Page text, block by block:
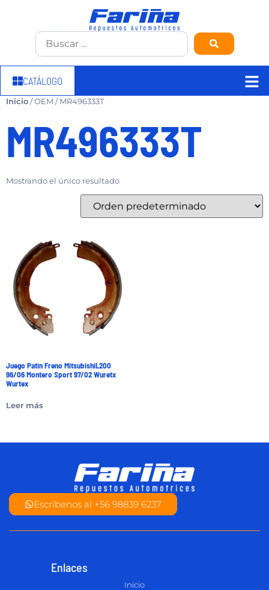
CATÁLOGO
Inicio/ OEM / MR496333T
MR496333T
Mostrando el único resultado
Juego Patin Freno MitsubishiL200
96/06 Montero Sport 97/02 Wuretx
Wurtex
Leer más
Escríbenos al +56 98839 6237
Enlaces
Inicio